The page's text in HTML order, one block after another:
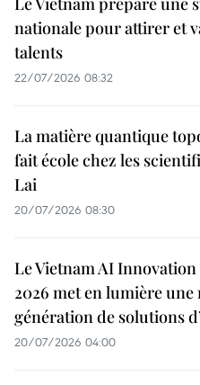
nationale pour attirer et
talents
22/07/2026 08:32
La matière quantique
fait école chez les
Lai
20/07/2026 08:30
Le Vietnam AI
2026 met en lumière une
génération de solutions
20/07/2026 04:00